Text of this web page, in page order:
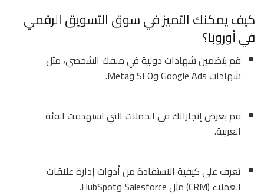
كيف يمكنك التميز في سوق التسويق الرقمي
في أوروبا؟
قم بتضمين شهادات دولية في ملفك الشخصي، مثل
شهادات Google Ads وSEO وMeta.
قم بعرض إنجازاتك في الحملات التي استهدفت الفئة
العربية.
تعرف على كيفية الاستفادة من أدوات إدارة علاقات
العملاء (CRM) مثل Salesforce وHubSpot.